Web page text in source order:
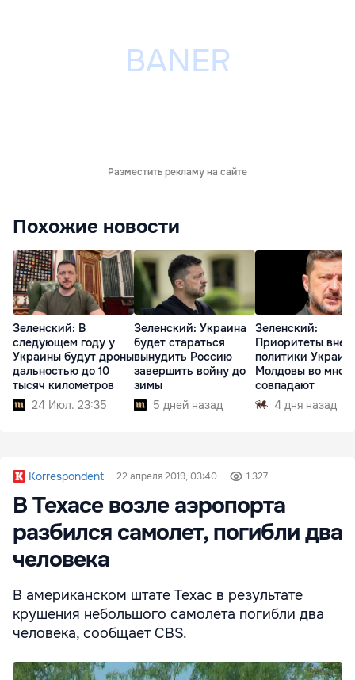
Разместить рекламу на сайте
Похожие новости
Зеленский: В
следующем году у
Украины будут дроны
дальностью до 10
тысяч километров
24 Июл. 23:35
Зеленский: Украина
будет стараться
вынудить Россию
завершить войну до
зимы
5 дней назад
Зеленский:
Приоритеты
политики
Молдовы во
совпадают
4 дня назад
Korrespondent 22 апреля 2019, 03:40 1 327
В Техасе возле аэропорта
разбился самолет, погибли два
человека
В американском штате Техас в результате
крушения небольшого самолета погибли два
человека, сообщает CBS.